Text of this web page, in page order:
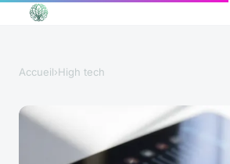
Accueil›High tech